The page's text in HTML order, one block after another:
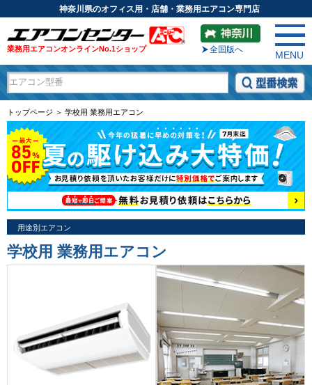
神奈川県のオフィス用・店舗・業務用エアコン専門店
業務用エアコンオンラインNo.1ショップ 全国版へ
MENU
トップページ ＞ 学校用 業務用エアコン
用途別エアコン
学校用 業務用エアコン